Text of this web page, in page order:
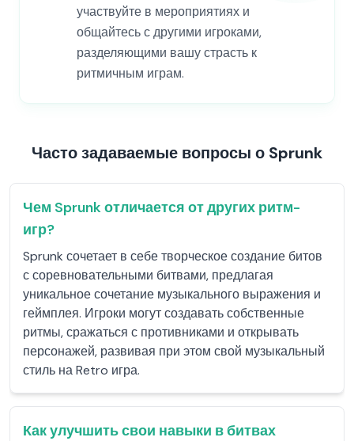
участвуйте в мероприятиях и
общайтесь с другими игроками,
разделяющими вашу страсть к
ритмичным играм.
Часто задаваемые вопросы о Sprunk
Чем Sprunk отличается от других ритм-
игр?
Sprunk сочетает в себе творческое создание битов
с соревновательными битвами, предлагая
уникальное сочетание музыкального выражения и
геймплея. Игроки могут создавать собственные
ритмы, сражаться с противниками и открывать
персонажей, развивая при этом свой музыкальный
стиль на Retro игра.
Как улучшить свои навыки в битвах